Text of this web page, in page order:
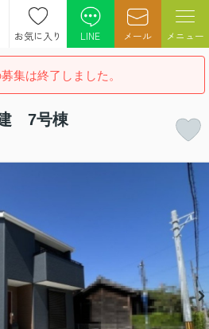
お気に入り LINE メール メニュー
集は終了しました。
7号棟